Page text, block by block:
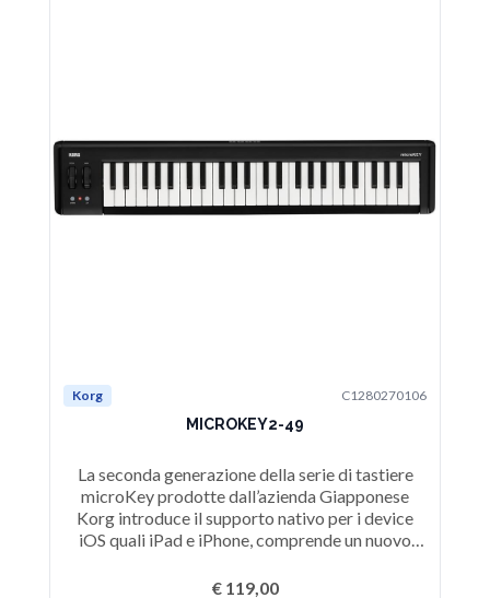
Korg C1280270106
MICROKEY2-49
La seconda generazione della serie di tastiere
microKey prodotte dall’azienda Giapponese
Korg introduce il supporto nativo per i device
iOS quali iPad e iPhone, comprende un nuovo
pedale damper nei modelli a 37, 49 e 61 tasti.
€ 119,00